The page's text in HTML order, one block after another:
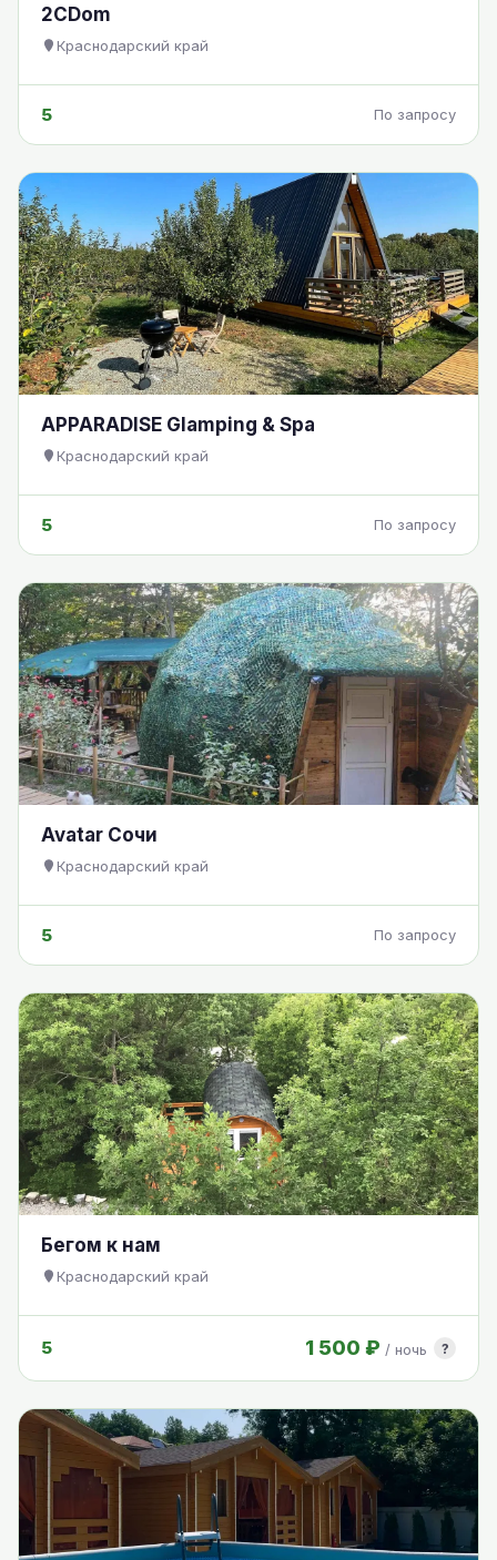
2CDom
Краснодарский край
5 По запросу
APPARADISE Glamping & Spa
Краснодарский край
5 По запросу
Avatar Сочи
Краснодарский край
5 По запросу
Бегом к нам
Краснодарский край
5 1 500 ₽ / ночь ?